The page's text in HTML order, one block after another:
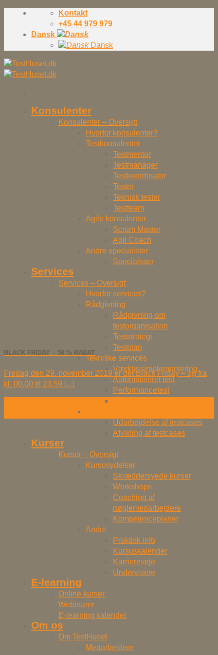
content
Kontakt
+45 44 979 979
Dansk
Dansk
Konsulenter
Konsulenter – Oversigt
Hvorfor konsulenter?
Testkonsulenter
Testmentor
Testmanager
Testkoordinator
Tester
Teknisk tester
Testteam
Agile konsulenter
Scrum Master
Agil Coach
Andre specialister
Specialister
Services
Services – Oversigt
Hvorfor services?
Rådgivning
Rådgivning om
testorganisation
Teststrategi
Testplan
Tekniske services
Værktøjsimplementering
Automatiseret test
Performancetest
Udarbejdelse af testcases
Afvikling af testcases
Kurser
Kurser – Oversigt
Kursusydelser
Skræddersyede kurser
Workshops
Coaching af
nøglemedarbejdere
Kompetenceplaner
Andet
Praktisk info
Kursuskalender
Karriereveje
Undervisere
E-learning
Online kurser
Webinarer
E-learning kalender
Om os
Om TestHuset
Medarbejdere
BLACK FRIDAY – 50 % RABAT
Fredag den 29. november 2019 er det Black Friday – og fra
kl. 00.00 til 23.59 [...]